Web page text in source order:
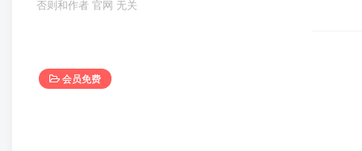
否则和作者 官网 无关
会员免费